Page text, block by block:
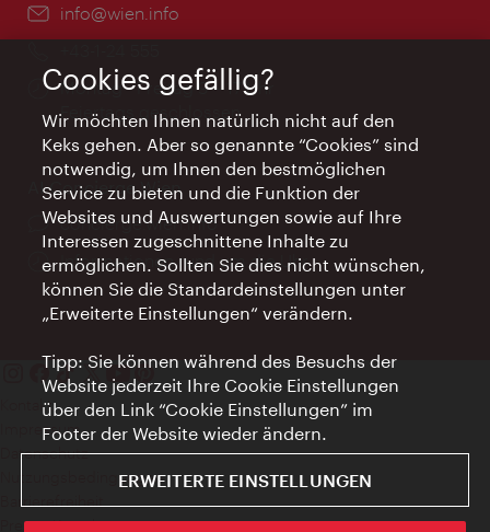
Email:
info@wien.info
Öffnungszeiten:
Montag - Freitag 9 – 17 Uhr
Feiertags geschlossen
AI Concierge Wien
Ort:
concierge.wien.info
Öffnungszeiten:
Informationen rund um die Uhr
Kontakt
Impressum
Datenschutz
Nutzungsbedingungen
Presse-Kontakt
Cookies gefällig?
Wir möchten Ihnen natürlich nicht auf den
Keks gehen. Aber so genannte “Cookies” sind
notwendig, um Ihnen den bestmöglichen
Service zu bieten und die Funktion der
Websites und Auswertungen sowie auf Ihre
Interessen zugeschnittene Inhalte zu
ermöglichen. Sollten Sie dies nicht wünschen,
können Sie die Standardeinstellungen unter
„Erweiterte Einstellungen“ verändern.
Tipp: Sie können während des Besuchs der
Website jederzeit Ihre Cookie Einstellungen
über den Link “Cookie Einstellungen” im
Footer der Website wieder ändern.
ERWEITERTE EINSTELLUNGEN